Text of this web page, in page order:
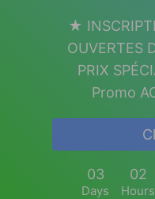
★
OUVERTES
PRIX
Promo
03
Days
02
Hours